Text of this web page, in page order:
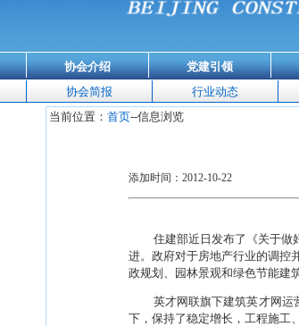
协会介绍 党建引领
协会简报 行业动态
当前位置： 首页--信息浏览
添加时间：2012-10-22
住建部近日发布了《关于做
进。政府对于房地产行业的调控
政规划、园林景观和绿色节能建
英才网联旗下建筑英才网运
下，保持了稳定增长，工程施工